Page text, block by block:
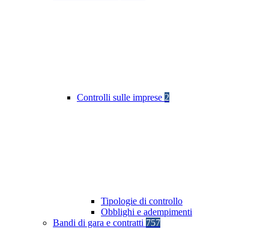
Controlli sulle imprese 2
Tipologie di controllo
Obblighi e adempimenti
Bandi di gara e contratti 757